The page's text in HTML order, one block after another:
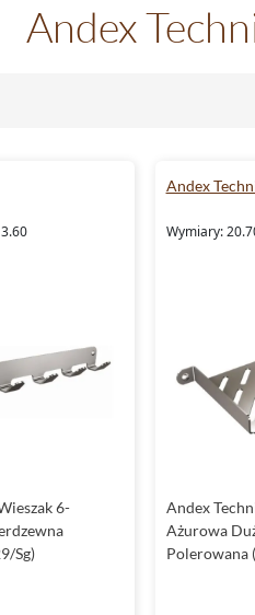
Andex
6-
Sg)
Andex
Wymiary:
Andex
Ażurowa
Polerowana